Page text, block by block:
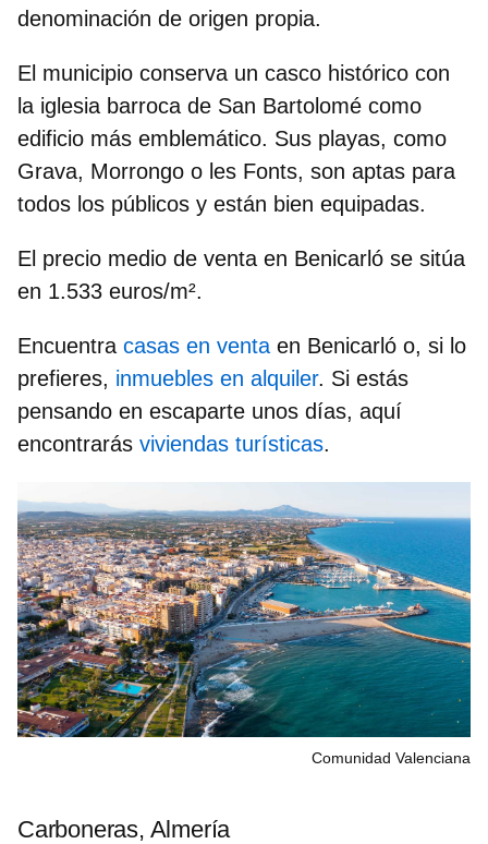
denominación de origen propia.
El municipio conserva un casco histórico con
la iglesia barroca de San Bartolomé como
edificio más emblemático. Sus playas, como
Grava, Morrongo o les Fonts, son aptas para
todos los públicos y están bien equipadas.
El precio medio de venta en Benicarló se sitúa
en 1.533 euros/m².
Encuentra casas en ventaen Benicarló o, si lo
prefieres, inmuebles en alquiler. Si estás
pensando en escaparte unos días, aquí
encontrarás viviendas turísticas.
Comunidad Valenciana
Carboneras, Almería